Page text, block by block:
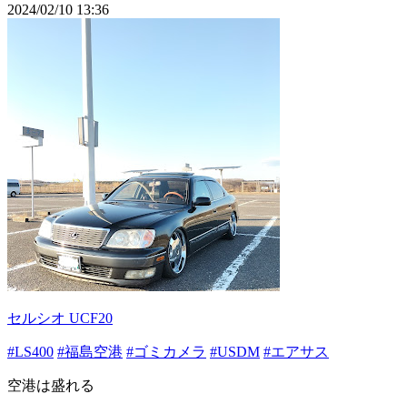
2024/02/10 13:36
セルシオ UCF20
#LS400 #福島空港 #ゴミカメラ #USDM #エアサス
空港は盛れる